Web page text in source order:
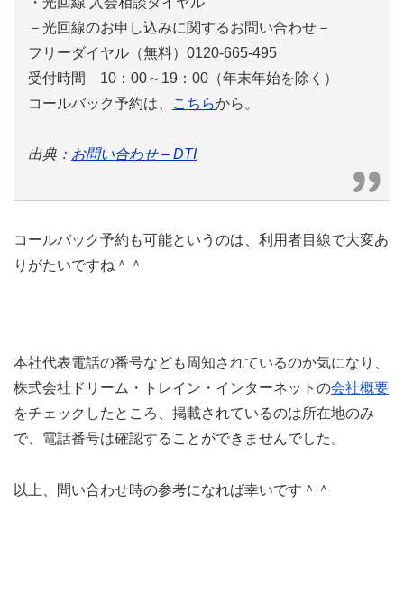
－光回線のお申し込みに関するお問い合わせ－
フリーダイヤル（無料）0120-665-495
受付時間 10：00～19：00（年末年始を除く）
コールバック予約は、
こちらから。
出典： お問い合わせ – DTI
コールバック予約も可能というのは、利用者目線で大変あ
りがたいですね＾＾
本社代表電話の番号なども周知されているのか気になり、
株式会社ドリーム・トレイン・インターネットの会社概要
をチェックしたところ、掲載されているのは所在地のみ
で、電話番号は確認することができませんでした。
以上、問い合わせ時の参考になれば幸いです＾＾